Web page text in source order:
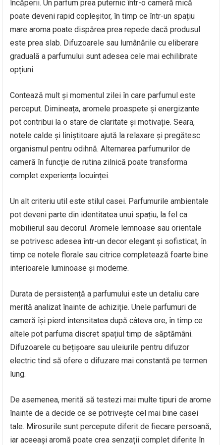
încăperii. Un parfum prea puternic într-o cameră mică
poate deveni rapid copleșitor, în timp ce într-un spațiu
mare aroma poate dispărea prea repede dacă produsul
este prea slab. Difuzoarele sau lumânările cu eliberare
graduală a parfumului sunt adesea cele mai echilibrate
opțiuni.
Contează mult și momentul zilei în care parfumul este
perceput. Dimineața, aromele proaspete și energizante
pot contribui la o stare de claritate și motivație. Seara,
notele calde și liniștitoare ajută la relaxare și pregătesc
organismul pentru odihnă. Alternarea parfumurilor de
cameră în funcție de rutina zilnică poate transforma
complet experiența locuinței.
Un alt criteriu util este stilul casei. Parfumurile ambientale
pot deveni parte din identitatea unui spațiu, la fel ca
mobilierul sau decorul. Aromele lemnoase sau orientale
se potrivesc adesea într-un decor elegant și sofisticat, în
timp ce notele florale sau citrice completează foarte bine
interioarele luminoase și moderne.
Durata de persistență a parfumului este un detaliu care
merită analizat înainte de achiziție. Unele parfumuri de
cameră își pierd intensitatea după câteva ore, în timp ce
altele pot parfuma discret spațiul timp de săptămâni.
Difuzoarele cu bețișoare sau uleiurile pentru difuzor
electric tind să ofere o difuzare mai constantă pe termen
lung.
De asemenea, merită să testezi mai multe tipuri de arome
înainte de a decide ce se potrivește cel mai bine casei
tale. Mirosurile sunt percepute diferit de fiecare persoană,
iar aceeași aromă poate crea senzații complet diferite în